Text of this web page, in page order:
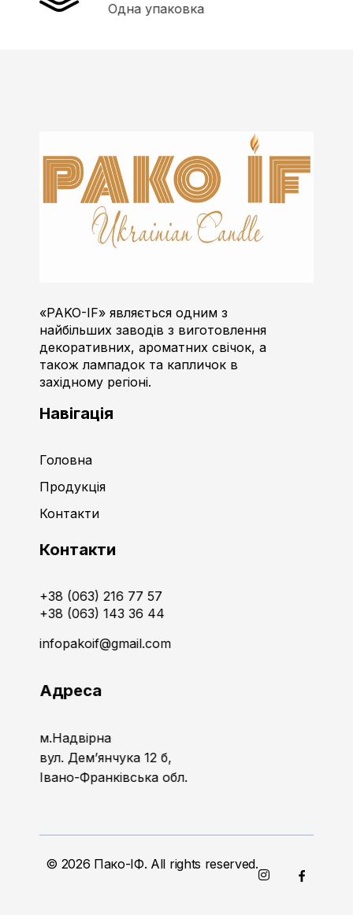
Одна упаковка
«PAKO-IF» являється одним з
найбільших заводів з виготовлення
декоративних, ароматних свічок, а
також лампадок та капличок в
західному регіоні.
Навігація
Головна
Продукція
Контакти
Контакти
+38 (063) 216 77 57
+38 (063) 143 36 44
infopakoif@gmail.com
Адреса
м.Надвірна
вул. Дем’янчука 12 б,
Івано-Франківська обл.
© 2026 Пако-ІФ. All rights reserved.